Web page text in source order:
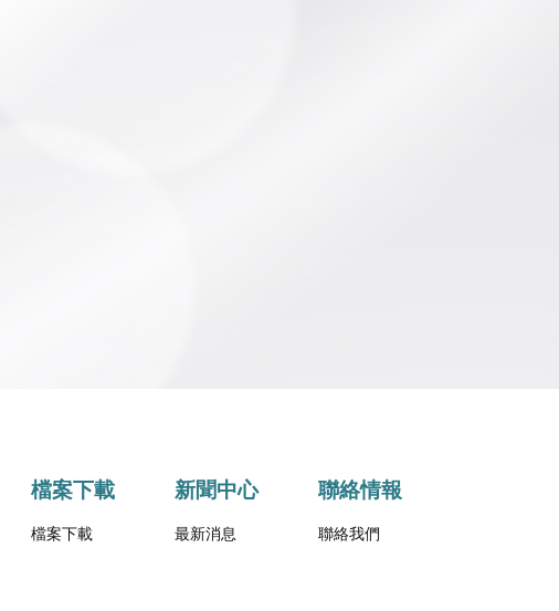
檔案下載
檔案下載
新聞中心
最新消息
聯絡情報
聯絡我們